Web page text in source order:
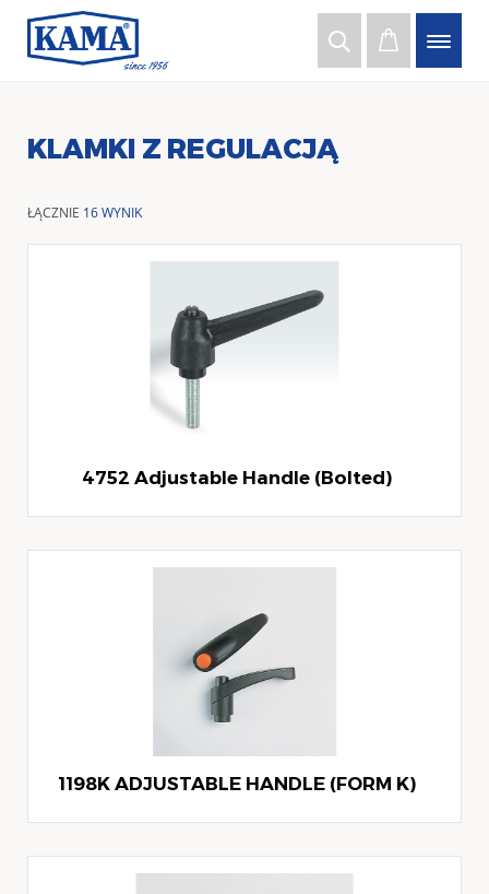
KLAMKI Z REGULACJĄ
ŁĄCZNIE 16 WYNIK
4752 Adjustable Handle (Bolted)
1198K ADJUSTABLE HANDLE (FORM K)